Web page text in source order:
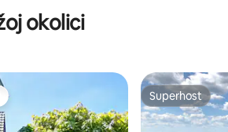
okolici
s oznakom „Odabrali gosti”
Superhost
Superhost